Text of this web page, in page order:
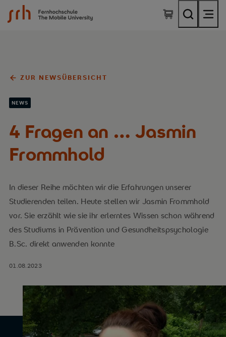
SRH Fernhochschule - The Mobile University
ZUR NEWSÜBERSICHT
NEWS
4 Fragen an … Jasmin
Frommhold
In dieser Reihe möchten wir die Erfahrungen unserer
Studierenden teilen. Heute stellen wir Jasmin Frommhold
vor. Sie erzählt wie sie ihr erlerntes Wissen schon während
des Studiums in Prävention und Gesundheitspsychologie
B.Sc. direkt anwenden konnte
01.08.2023